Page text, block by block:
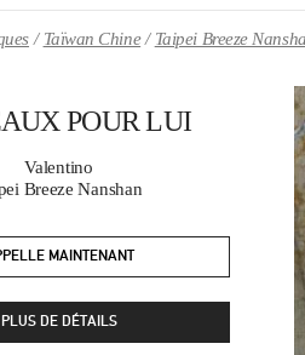
Taïwan Chine Taipei Breeze
POUR LUI
Valentino
Breeze Nanshan
MAINTENANT
PLUS DE DÉTAILS